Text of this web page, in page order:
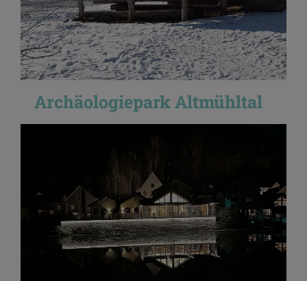
Archäologiepark Altmühltal